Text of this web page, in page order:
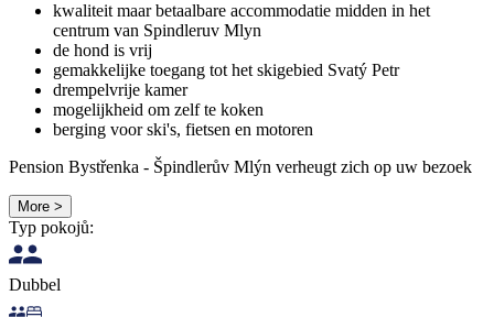
kwaliteit maar betaalbare accommodatie midden in het
centrum van Spindleruv Mlyn
de hond is vrij
gemakkelijke toegang tot het skigebied Svatý Petr
drempelvrije kamer
mogelijkheid om zelf te koken
berging voor ski's, fietsen en motoren
Pension Bystřenka - Špindlerův Mlýn verheugt zich op uw bezoek
More >
Typ pokojů:
Dubbel